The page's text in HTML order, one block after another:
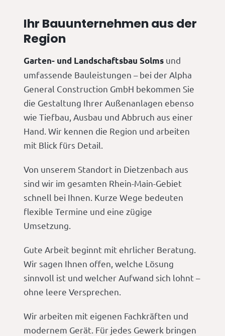
Ihr Bauunternehmen aus der
Region
Garten- und Landschaftsbau Solms und
umfassende Bauleistungen – bei der Alpha
General Construction GmbH bekommen Sie
die Gestaltung Ihrer Außenanlagen ebenso
wie Tiefbau, Ausbau und Abbruch aus einer
Hand. Wir kennen die Region und arbeiten
mit Blick fürs Detail.
Von unserem Standort in Dietzenbach aus
sind wir im gesamten Rhein-Main-Gebiet
schnell bei Ihnen. Kurze Wege bedeuten
flexible Termine und eine zügige
Umsetzung.
Gute Arbeit beginnt mit ehrlicher Beratung.
Wir sagen Ihnen offen, welche Lösung
sinnvoll ist und welcher Aufwand sich lohnt –
ohne leere Versprechen.
Wir arbeiten mit eigenen Fachkräften und
modernem Gerät. Für jedes Gewerk bringen